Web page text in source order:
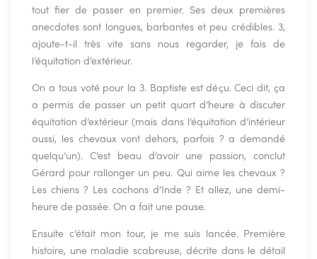
tout fier de passer en premier. Ses deux premières
anecdotes sont longues, barbantes et peu crédibles. 3,
ajoute-t-il très vite sans nous regarder, je fais de
l’équitation d’extérieur.
On a tous voté pour la 3. Baptiste est déçu. Ceci dit, ça
a permis de passer un petit quart d’heure à discuter
équitation d’extérieur (mais dans l’équitation d’intérieur
aussi, les chevaux vont dehors, parfois ? a demandé
quelqu’un). C’est beau d’avoir une passion, conclut
Gérard pour rallonger un peu. Qui aime les chevaux ?
Les chiens ? Les cochons d’Inde ? Et allez, une demi-
heure de passée. On a fait une pause.
Ensuite c’était mon tour, je me suis lancée. Première
histoire, une maladie scabreuse, décrite dans le détail